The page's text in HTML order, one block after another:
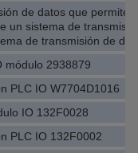
de datos que permite
un sistema de
de transmisión de
módulo 2938879
PLC IO W7704D1016
IO 132F0028
PLC IO 132F0002